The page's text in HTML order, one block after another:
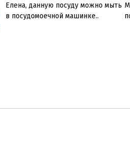
Елена, данную посуду можно мыть
в посудомоечной машинке..